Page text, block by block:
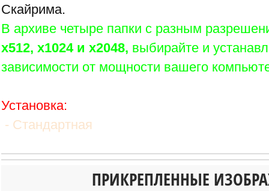
Скайрима.
В архиве четыре папки с разным
x512, x1024 и x2048, выбирайте и
зависимости от мощности вашего
Установка:
- Стандартная
ПРИКРЕПЛЕННЫЕ